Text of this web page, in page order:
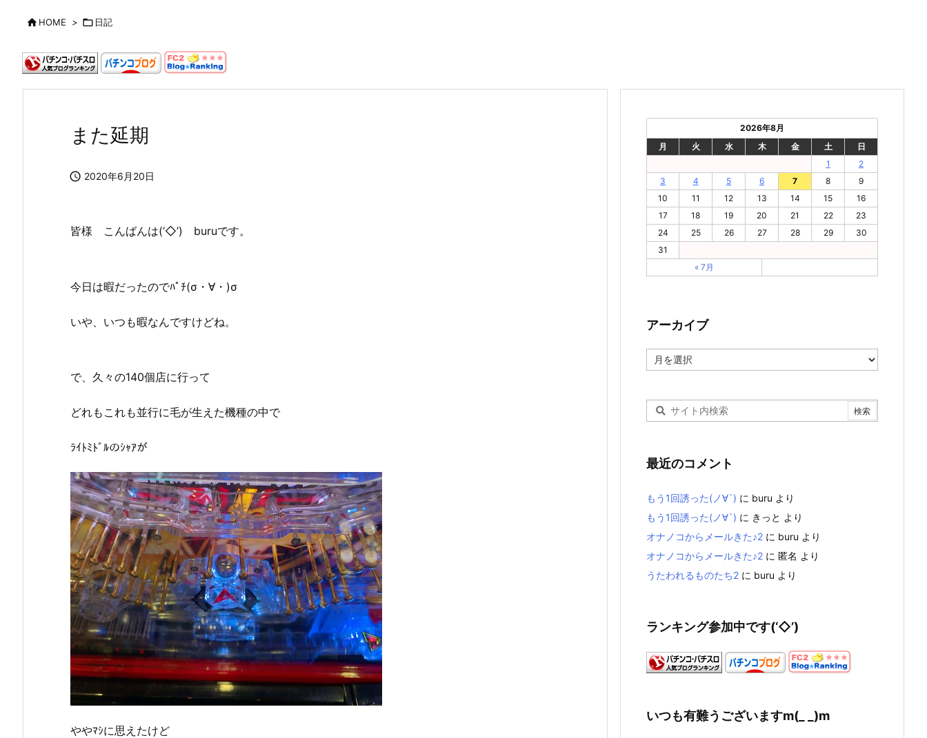
HOME >  日記
また延期
 2020年6月20日
皆様 こんばんは(‘◇’)ゞburuです。
今日は暇だったのでﾊﾟﾁ(σ・∀・)σ
いや、いつも暇なんですけどね。
で、久々の140個店に行って
どれもこれも並行に毛が生えた機種の中で
ﾗｲﾄﾐﾄﾞﾙのｼｬｱが
ややﾏｼに思えたけど
2026年8月
月
火 水 木 金 土
日
1
2
3
4 5 6 7 8
9
10
11 12 13 14 15
16
17
18 19 20 21 22
23
24
25 26 27 28 29
30
31
« 7月
アーカイブ
ー
最近のコメント
もう1回誘った(ノ∀`) に buru より
もう1回誘った(ノ∀`) に きっと より
オナノコからメールきた♪2 に buru より
オナノコからメールきた♪2 に 匿名 より
うたわれるものたち2 に buru より
ランキング参加中です(‘◇’)ゞ
いつも有難うございますm(_ _)m